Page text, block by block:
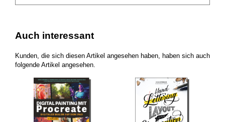
Auch interessant
Kunden, die sich diesen Artikel angesehen haben, haben sich auch
folgende Artikel angesehen.